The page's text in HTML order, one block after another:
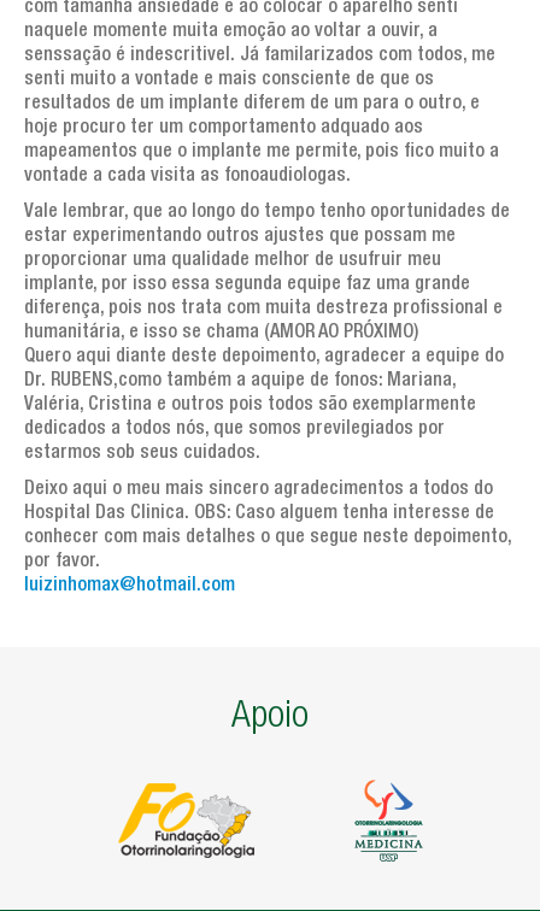
com tamanha ansiedade e ao colocar o aparelho senti
naquele momente muita emoção ao voltar a ouvir, a
senssação é indescritivel. Já familarizados com todos, me
senti muito a vontade e mais consciente de que os
resultados de um implante diferem de um para o outro, e
hoje procuro ter um comportamento adquado aos
mapeamentos que o implante me permite, pois fico muito a
vontade a cada visita as fonoaudiologas.
Vale lembrar, que ao longo do tempo tenho oportunidades de
estar experimentando outros ajustes que possam me
proporcionar uma qualidade melhor de usufruir meu
implante, por isso essa segunda equipe faz uma grande
diferença, pois nos trata com muita destreza profissional e
humanitária, e isso se chama (AMOR AO PRÓXIMO)
Quero aqui diante deste depoimento, agradecer a equipe do
Dr. RUBENS,como também a aquipe de fonos: Mariana,
Valéria, Cristina e outros pois todos são exemplarmente
dedicados a todos nós, que somos previlegiados por
estarmos sob seus cuidados.
Deixo aqui o meu mais sincero agradecimentos a todos do
Hospital Das Clinica. OBS: Caso alguem tenha interesse de
conhecer com mais detalhes o que segue neste depoimento,
por favor.
luizinhomax@hotmail.com
Apoio